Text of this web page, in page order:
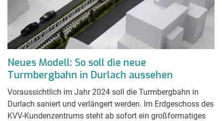
Neues Modell: So soll die neue
Turmbergbahn in Durlach aussehen
Voraussichtlich im Jahr 2024 soll die Turmbergbahn in
Durlach saniert und verlängert werden. Im Erdgeschoss des
KVV-Kundenzentrums steht ab sofort ein großformatiges